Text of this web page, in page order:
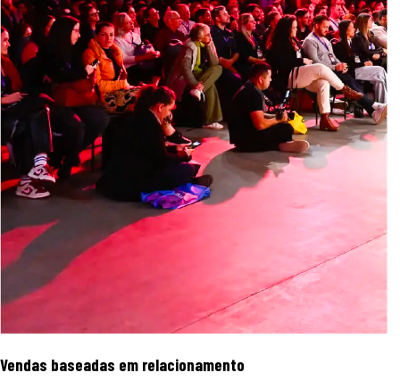
Vendas baseadas em relacionamento